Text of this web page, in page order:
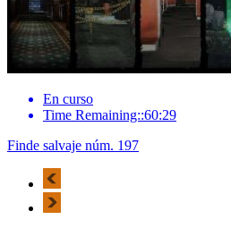
En curso
Time Remaining::60:29
Finde salvaje núm. 197